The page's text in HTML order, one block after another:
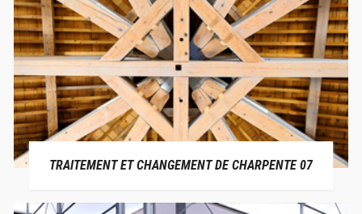
TRAITEMENT ET CHANGEMENT DE CHARPENTE 07